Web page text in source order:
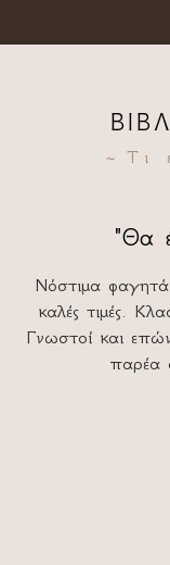
Τι
"Θα
Νόστιμα
καλές τιμές.
Γνωστοί και
παρέα